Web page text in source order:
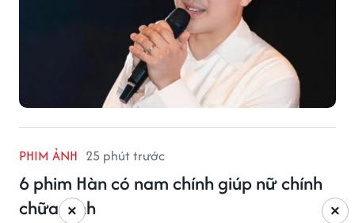
PHIM ẢNH 25 phút trước
6 phim Hàn có nam chính giúp nữ chính
chữa lành
×
×